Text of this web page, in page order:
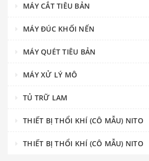
MÁY CẮT TIÊU BẢN
MÁY ĐÚC KHỐI NẾN
MÁY QUÉT TIÊU BẢN
MÁY XỬ LÝ MÔ
TỦ TRỮ LAM
THIẾT BỊ THỔI KHÍ (CÔ MẪU) NITO
THIẾT BỊ THỔI KHÍ (CÔ MẪU) NITO